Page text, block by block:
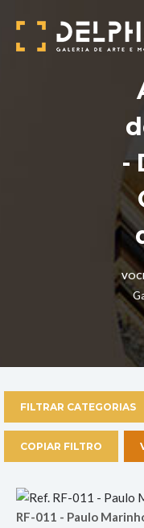
-
FILTRAR CATEGORIAS
COPIAR FILTRO
RF-011 - Paulo